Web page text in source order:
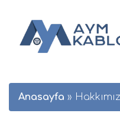
Anasayfa »